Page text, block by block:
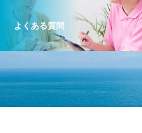
よくある質問